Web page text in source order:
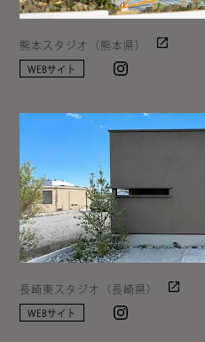
熊本スタジオ（熊本県）
WEBサイト
長崎東スタジオ（長崎県）
WEBサイト